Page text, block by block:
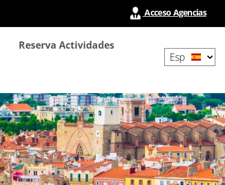
Acceso Agencias
Reserva Actividades
your